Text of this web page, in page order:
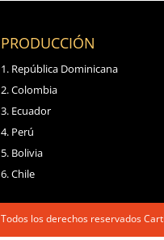
PRODUCCIÓN
República Dominicana
Colombia
Ecuador
Perú
Bolivia
Chile
Todos los derechos reservados